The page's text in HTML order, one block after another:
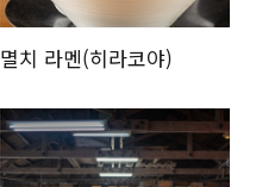
멸치 라멘(히라코야)